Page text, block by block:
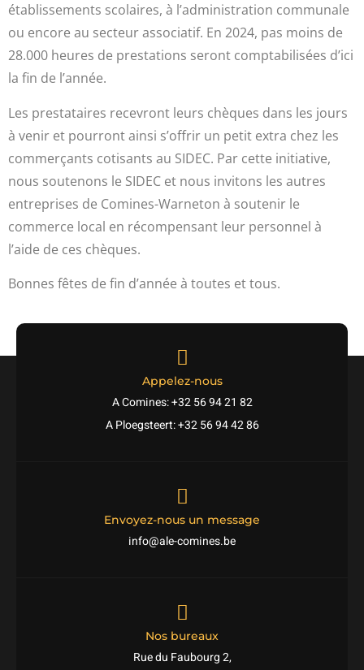
établissements scolaires, à l’administration communale
ou encore au secteur associatif. En 2024, pas moins de
28.000 heures de prestations seront comptabilisées d’ici
la fin de l’année.
Les prestataires recevront leurs chèques dans les jours
à venir et pourront ainsi s’offrir un petit extra chez les
commerçants cotisants au SIDEC. Par cette initiative,
nous soutenons le SIDEC et nous invitons les autres
entreprises de Comines-Warneton à soutenir le
commerce local en récompensant leur personnel à
l’aide de ces chèques.
Bonnes fêtes de fin d’année à toutes et tous.
Appelez-nous
A Comines: +32 56 94 21 82
A Ploegsteert: +32 56 94 42 86
Envoyez-nous un message
info@ale-comines.be
Nos bureaux
Rue du Faubourg 2,